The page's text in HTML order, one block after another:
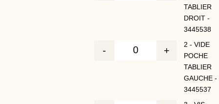
TABLIER
DROIT -
3445538
Quantité
- +
2 - VIDE
POCHE
TABLIER
GAUCHE -
3445537